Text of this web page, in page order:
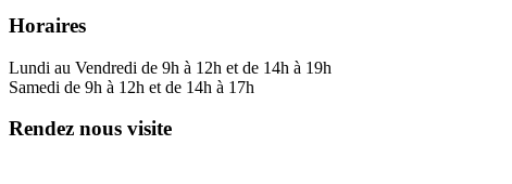
Horaires
Lundi au Vendredi de 9h à 12h et de 14h à 19h
Samedi de 9h à 12h et de 14h à 17h
Rendez nous visite